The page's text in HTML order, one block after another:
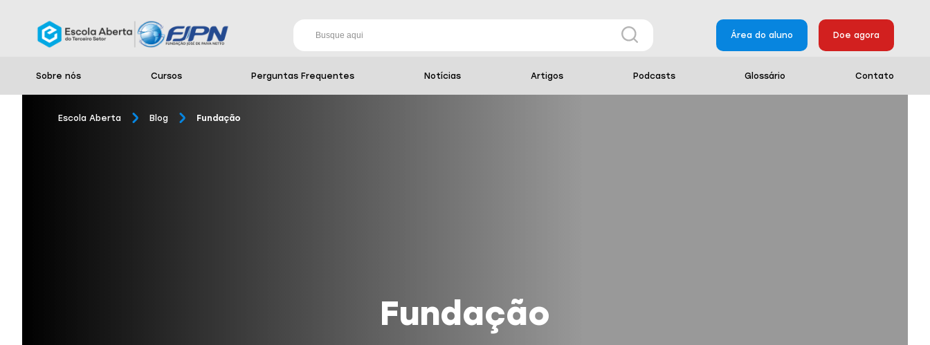
Área do aluno Doe agora
Sobre nós Cursos Perguntas Frequentes Notícias Artigos Podcasts Glossário Contato
Escola Aberta Blog Fundação
Fundação